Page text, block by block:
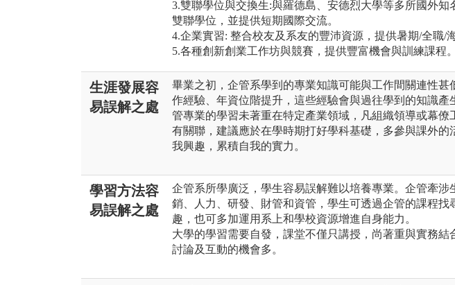
3.雙聯學位與交換生:與羅德島、安德烈大學等多所國外知
雙聯學位，並提供短期國際交流。
4.企業實習: 整合校友及系友的豐沛資源，提供暑期/全職/
5.各種創新創業工作坊與競賽，提供豐富機會與訓練課程。
生涯發展容
易誤解之處
畢業之初，企管系學到的專業知識可能與工作間關連性甚
作經驗、年資位階提升，這些經驗會與過往學到的知識產
管專業的學習未著重在特定產業領域，凡組織領導或幕僚
有關聯，建議應於在學時期打好學科基礎，多參與課外的
我興趣，累積自我的實力。
學習方法容
易誤解之處
企管系所學廣泛，學生容易誤解難以培養專業。企管牽涉
銷、人力、研發、財管和資管，學生可透過企管的課程找
趣，也可多加運用系上和學校資源增進自身能力。
大學的學習需要自發，課堂不僅只講授，尚著重與實務結
討論及互動的機會多。